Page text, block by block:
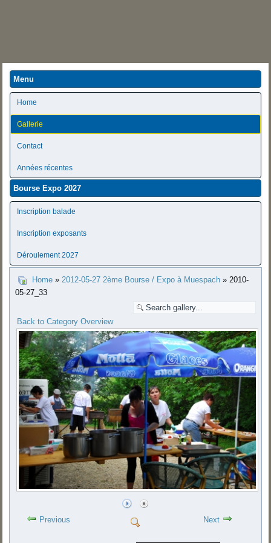
Menu
Home
Gallerie
Contact
Années récentes
Bourse Expo 2027
Inscription balade
Inscription exposants
Déroulement 2027
Home »2012-05-27 2ème Bourse / Expo à Muespach» 2010-
05-27_33
Back to Category Overview
Previous Next